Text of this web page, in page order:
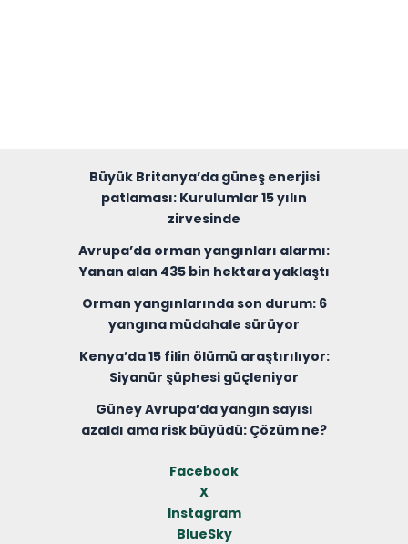
Büyük Britanya’da güneş enerjisi
patlaması: Kurulumlar 15 yılın
zirvesinde
Avrupa’da orman yangınları alarmı:
Yanan alan 435 bin hektara yaklaştı
Orman yangınlarında son durum: 6
yangına müdahale sürüyor
Kenya’da 15 filin ölümü araştırılıyor:
Siyanür şüphesi güçleniyor
Güney Avrupa’da yangın sayısı
azaldı ama risk büyüdü: Çözüm ne?
Facebook
X
Instagram
BlueSky